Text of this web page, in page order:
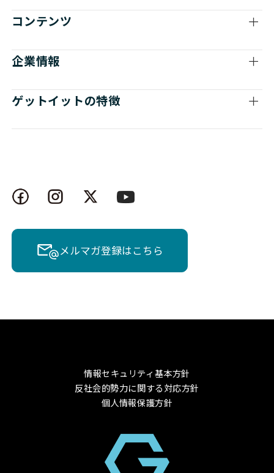
コンテンツ
企業情報
ゲットイットの特徴
メルマガ登録はこちら
情報セキュリティ基本方針
反社会的勢力に関する対応方針
個人情報保護方針